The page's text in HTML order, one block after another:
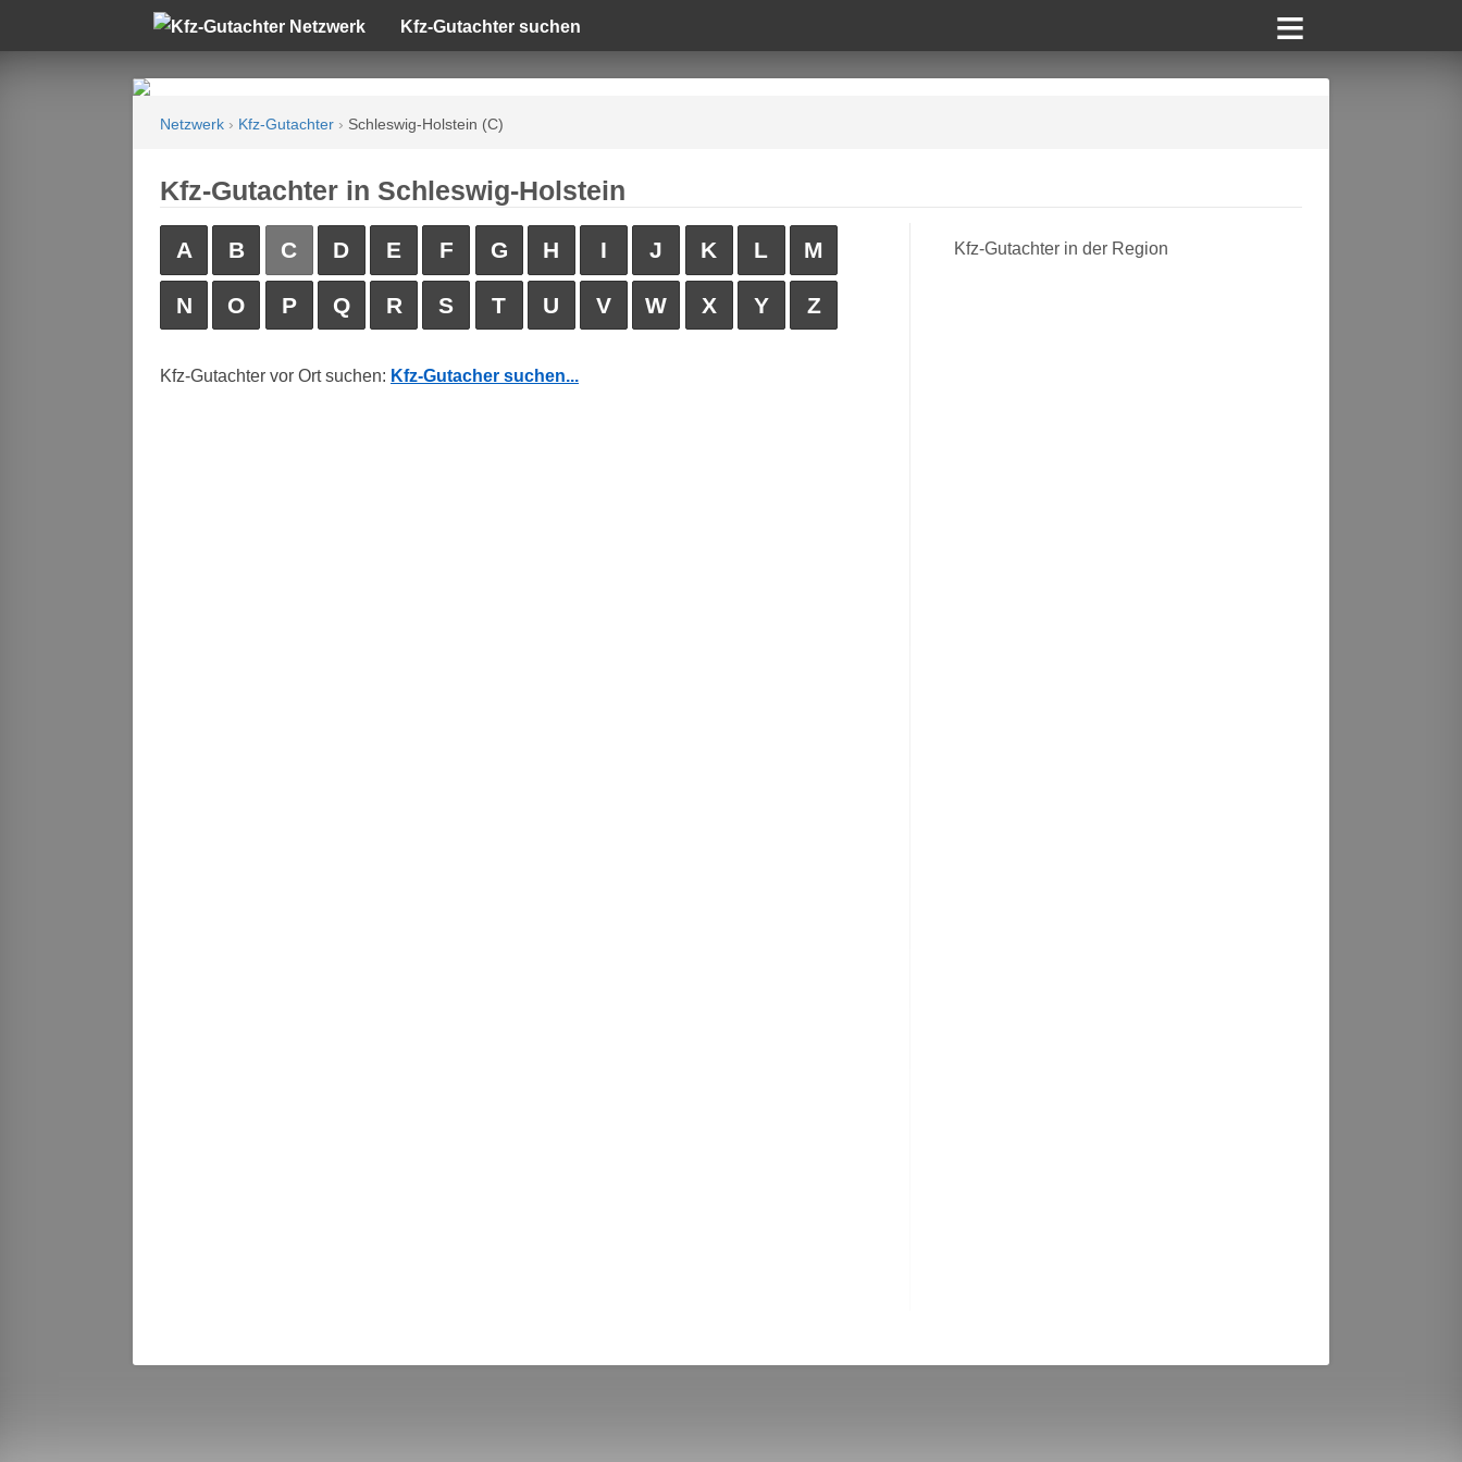
Kfz-Gutachter suchen
Netzwerk › Kfz-Gutachter › Schleswig-Holstein (C)
Kfz-Gutachter in Schleswig-Holstein
A B C D E F G H I J K L M
N O P Q R S T U V W X Y Z
Kfz-Gutachter vor Ort suchen: Kfz-Gutacher suchen...
Kfz-Gutachter in der Region